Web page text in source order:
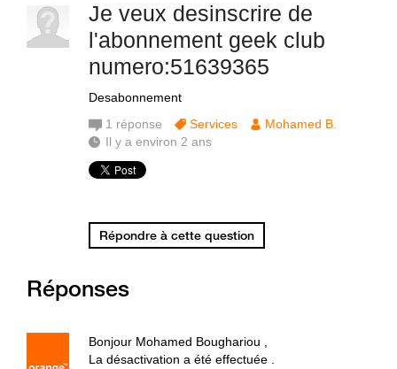
Je veux desinscrire de
l'abonnement geek club
numero:51639365
Desabonnement
1 réponse Services
Mohamed B.
Il y a environ 2 ans
Répondre à cette question
Réponses
Bonjour Mohamed Boughariou ,
La désactivation a été effectuée .